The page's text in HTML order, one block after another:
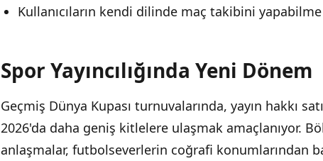
Kullanıcıların kendi dilinde maç takibini
Spor Yayıncılığında Yeni Dönem
Geçmiş Dünya Kupası turnuvalarında, yayın hakkı
2026'da daha geniş kitlelere ulaşmak amaçlanıyor.
anlaşmalar, futbolseverlerin coğrafi konumlarından